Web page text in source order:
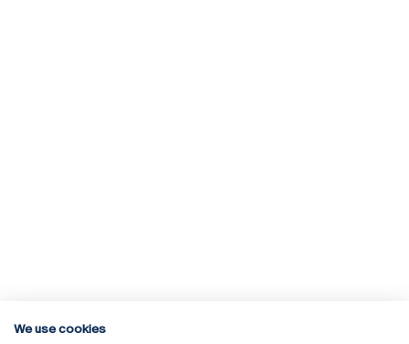
We use cookies